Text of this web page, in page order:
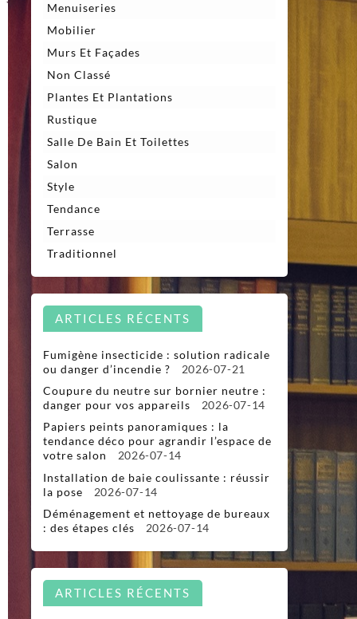
Menuiseries
Mobilier
Murs Et Façades
Non Classé
Plantes Et Plantations
Rustique
Salle De Bain Et Toilettes
Salon
Style
Tendance
Terrasse
Traditionnel
ARTICLES RÉCENTS
Fumigène insecticide : solution radicale
ou danger d’incendie ?
2026-07-21
Coupure du neutre sur bornier neutre :
danger pour vos appareils
2026-07-14
Papiers peints panoramiques : la
tendance déco pour agrandir l’espace de
votre salon
2026-07-14
Installation de baie coulissante : réussir
la pose
2026-07-14
Déménagement et nettoyage de bureaux
: des étapes clés
2026-07-14
ARTICLES RÉCENTS